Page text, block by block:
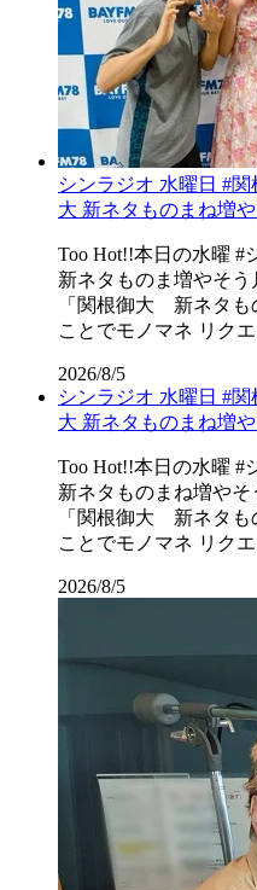
シンラジオ 水曜日 #
大 新ネタものまね増
Too Hot!!本日の水曜
新ネタものま増やそ
「関根御大 新ネタも
ことでモノマネ リク
2026/8/5
シンラジオ 水曜日 #
大 新ネタものまね増
Too Hot!!本日の水曜
新ネタものまね増や
「関根御大 新ネタも
ことでモノマネ リク
2026/8/5